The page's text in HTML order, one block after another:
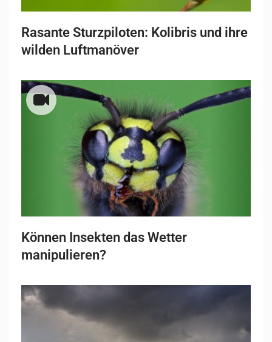
Rasante Sturzpiloten: Kolibris und ihre
wilden Luftmanöver
Können Insekten das Wetter
manipulieren?